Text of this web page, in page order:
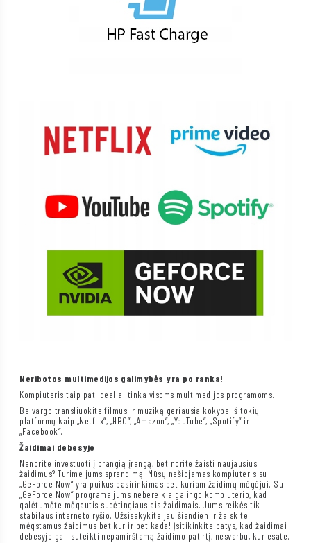
Neribotos multimedijos galimybės yra po ranka!
Kompiuteris taip pat idealiai tinka visoms multimedijos programoms.
Be vargo transliuokite filmus ir muziką geriausia kokybe iš tokių
platformų kaip „Netflix“, „HBO“, „Amazon“, „YouTube“, „Spotify“ ir
„Facebook“.
Žaidimai debesyje
Nenorite investuoti į brangią įrangą, bet norite žaisti naujausius
žaidimus? Turime jums sprendimą! Mūsų nešiojamas kompiuteris su
„GeForce Now“ yra puikus pasirinkimas bet kuriam žaidimų mėgėjui. Su
„GeForce Now“ programa jums nebereikia galingo kompiuterio, kad
galėtumėte mėgautis sudėtingiausiais žaidimais. Jums reikės tik
stabilaus interneto ryšio. Užsisakykite jau šiandien ir žaiskite
mėgstamus žaidimus bet kur ir bet kada! Įsitikinkite patys, kad žaidimai
debesyje gali suteikti nepamirštamą žaidimo patirtį, nesvarbu, kur esate.